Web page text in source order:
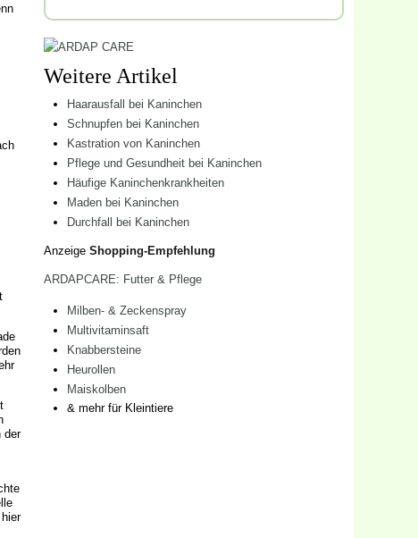
der
Weitere Artikel
Haarausfall bei Kaninchen
Schnupfen bei Kaninchen
Kastration von Kaninchen
Pflege und Gesundheit bei Kaninchen
Häufige Kaninchenkrankheiten
Maden bei Kaninchen
Durchfall bei Kaninchen
Anzeige Shopping-Empfehlung
ARDAPCARE: Futter & Pflege
Milben- & Zeckenspray
Multivitaminsaft
Knabbersteine
Heurollen
Maiskolben
& mehr für Kleintiere